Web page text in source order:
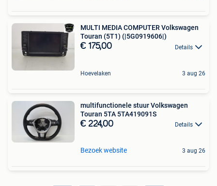
MULTI MEDIA COMPUTER Volkswagen
Touran (5T1) (|5G0919606|)
€ 175,00 Details
Hoevelaken 3 aug 26
multifunctionele stuur Volkswagen
Touran 5TA 5TA419091S
€ 224,00 Details
Bezoek website 3 aug 26